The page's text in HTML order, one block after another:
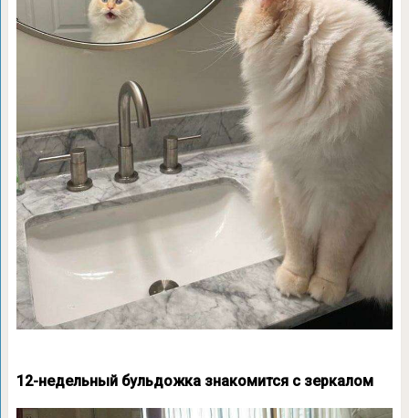
12-недельный бульдожка знакомится с зеркалом